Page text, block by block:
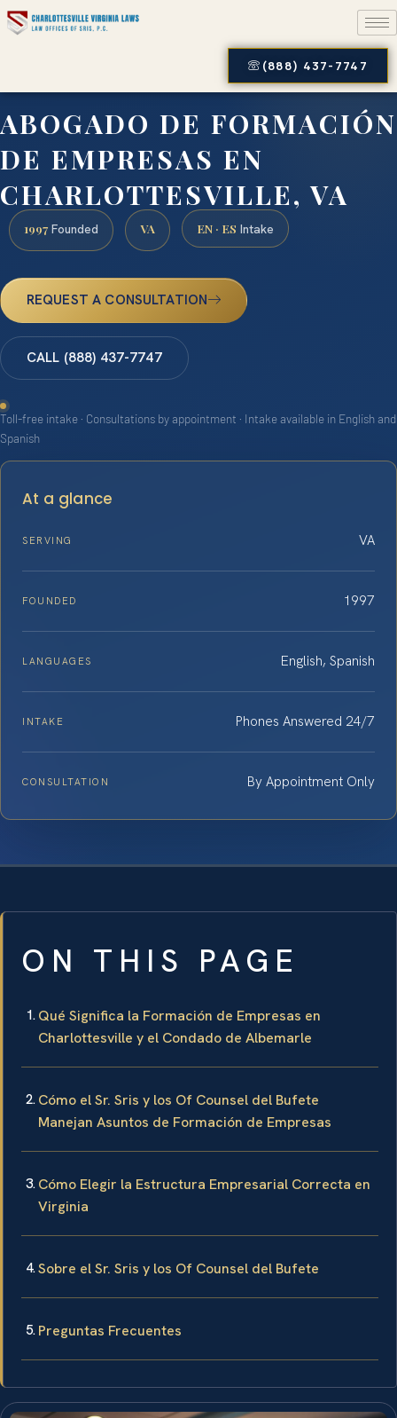
(888) 437-7747
ABOGADO DE FORMACIÓN
DE EMPRESAS EN
CHARLOTTESVILLE, VA
1997 Founded VA EN · ES Intake
REQUEST A CONSULTATION
CALL (888) 437-7747
Toll-free intake · Consultations by appointment · Intake available in English and
Spanish
At a glance
SERVING VA
FOUNDED 1997
LANGUAGES English, Spanish
INTAKE Phones Answered 24/7
CONSULTATION By Appointment Only
ON THIS PAGE
Qué Significa la Formación de Empresas en
Charlottesville y el Condado de Albemarle
Cómo el Sr. Sris y los Of Counsel del Bufete
Manejan Asuntos de Formación de Empresas
Cómo Elegir la Estructura Empresarial Correcta en
Virginia
Sobre el Sr. Sris y los Of Counsel del Bufete
Preguntas Frecuentes